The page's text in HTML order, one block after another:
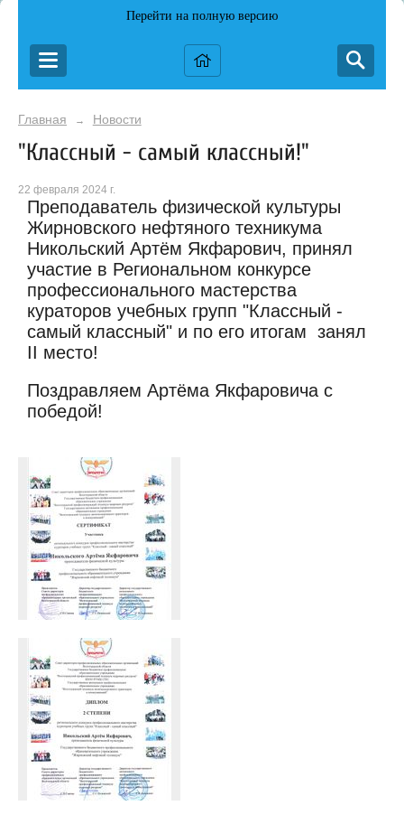
Перейти на полную версию
Главная → Новости
"Классный - самый классный!"
22 февраля 2024 г.
Преподаватель физической культуры
Жирновского нефтяного техникума
Никольский Артём Якфарович, принял
участие в Региональном конкурсе
профессионального мастерства
кураторов учебных групп "Классный -
самый классный" и по его итогам занял
II место!
Поздравляем Артёма Якфаровича с
победой!